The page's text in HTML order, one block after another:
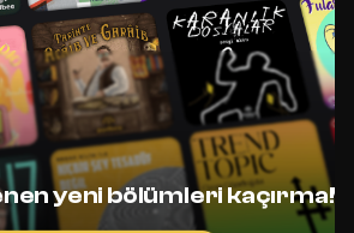
yeni bölümleri kaçırma!